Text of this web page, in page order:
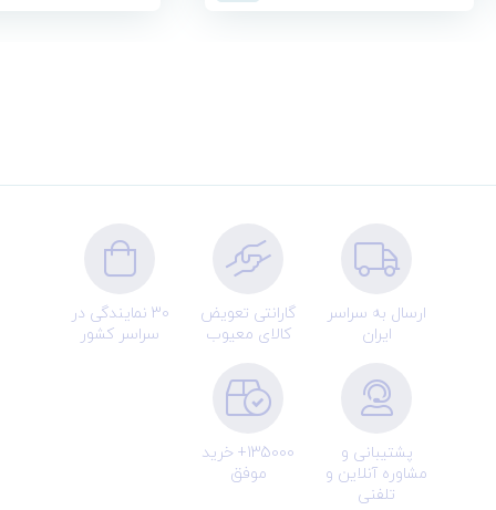
ارسال به سراسر
ایران
گارانتی تعویض
کالای معیوب
30 نمایندگی در
سراسر کشور
پشتیبانی و
مشاوره آنلاین و
تلفنی
135000+ خرید
موفق